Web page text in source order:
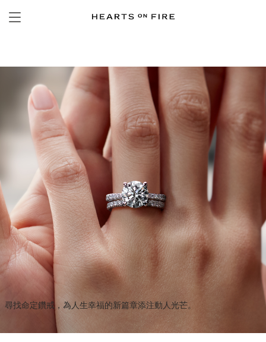
尋找命定鑽戒，為人生幸福的新篇章添注動人光芒。